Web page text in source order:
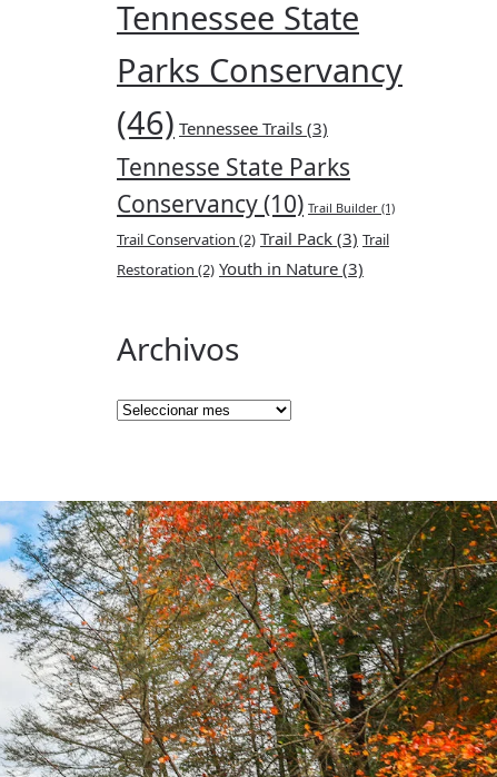
Tennessee State
Parks Conservancy
(46) Tennessee Trails (3)
Tennesse State Parks
Conservancy(10) Trail Builder (1)
Trail Conservation (2) Trail Pack (3) Trail
Restoration (2) Youth in Nature (3)
Archivos
Archivos